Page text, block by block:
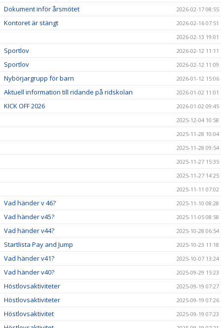
Dokument inför årsmötet 2026-02-17 08:55
Kontoret är stängt
2026-02-16 07:51
2026-02-13 19:01
Sportlov 2026-02-12 11:11
Sportlov 2026-02-12 11:09
Nybörjargrupp för barn 2026-01-12 15:06
Aktuell information till ridande på ridskolan 2026-01-02 11:01
KICK OFF 2026
2026-01-02 09:45
2025-12-04 10:58
2025-11-28 10:04
2025-11-28 09:54
2025-11-27 15:35
2025-11-27 14:25
2025-11-11 07:02
Vad händer v 46? 2025-11-10 08:28
Vad händer v45? 2025-11-05 08:58
Vad händer v44? 2025-10-28 06:54
Startlista Pay and Jump 2025-10-23 11:18
Vad händer v41? 2025-10-07 13:24
Vad händer v40? 2025-09-29 15:23
Höstlovsaktiviteter 2025-09-19 07:27
Höstlovsaktiviteter 2025-09-19 07:26
Höstlovsaktivitet 2025-09-19 07:23